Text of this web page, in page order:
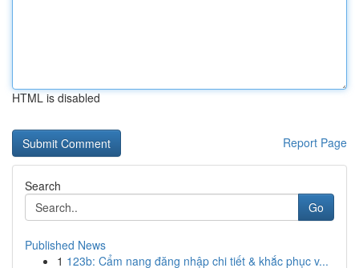
HTML is disabled
Report Page
Search
Go
Published News
1 123b: Cẩm nang đăng nhập chi tiết & khắc phục v...